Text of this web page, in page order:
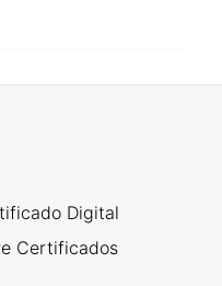
Digital
Certificados